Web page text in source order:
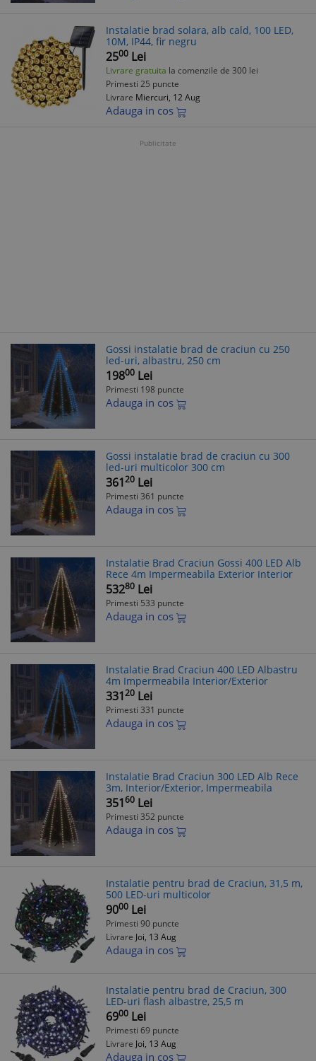
Instalatie brad solara, alb cald, 100 LED,
10M, IP44, fir negru
2500 Lei
Livrare gratuita la comenzile de 300 lei
Primesti 25 puncte
Livrare Miercuri, 12 Aug
Adauga in cos
Publicitate
Gossi instalatie brad de craciun cu 250
led-uri, albastru, 250 cm
19800 Lei
Primesti 198 puncte
Adauga in cos
Gossi instalatie brad de craciun cu 300
led-uri multicolor 300 cm
36120 Lei
Primesti 361 puncte
Adauga in cos
Instalatie Brad Craciun Gossi 400 LED Alb
Rece 4m Impermeabila Exterior Interior
53280 Lei
Primesti 533 puncte
Adauga in cos
Instalatie Brad Craciun 400 LED Albastru
4m Impermeabila Interior/Exterior
33120 Lei
Primesti 331 puncte
Adauga in cos
Instalatie Brad Craciun 300 LED Alb Rece
3m, Interior/Exterior, Impermeabila
35160 Lei
Primesti 352 puncte
Adauga in cos
Instalatie pentru brad de Craciun, 31,5 m,
500 LED-uri multicolor
9000 Lei
Primesti 90 puncte
Livrare Joi, 13 Aug
Adauga in cos
Instalatie pentru brad de Craciun, 300
LED-uri flash albastre, 25,5 m
6900 Lei
Primesti 69 puncte
Livrare Joi, 13 Aug
Adauga in cos